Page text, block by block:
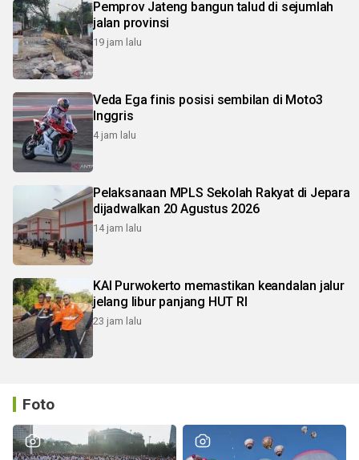
Pemprov Jateng bangun talud di sejumlah
jalan provinsi
19 jam lalu
Veda Ega finis posisi sembilan di Moto3
Inggris
4 jam lalu
Pelaksanaan MPLS Sekolah Rakyat di Jepara
dijadwalkan 20 Agustus 2026
14 jam lalu
KAI Purwokerto memastikan keandalan jalur
jelang libur panjang HUT RI
23 jam lalu
Foto